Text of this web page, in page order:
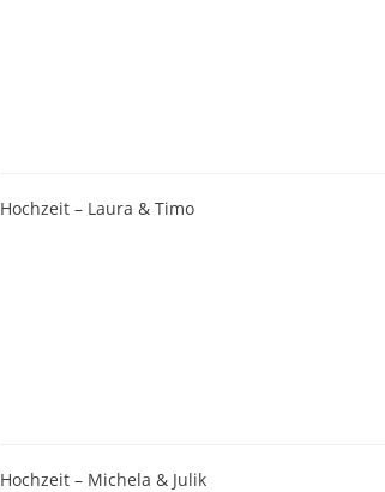
Hochzeit – Laura & Timo
Hochzeit – Michela & Julik